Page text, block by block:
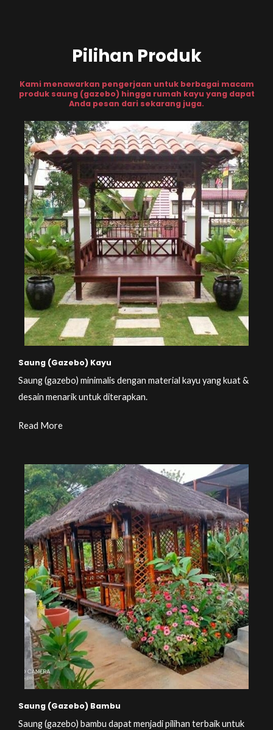
Pilihan Produk
Kami menawarkan pengerjaan untuk berbagai macam
produk saung (gazebo) hingga rumah kayu yang dapat
Anda pesan dari sekarang juga.
Saung (Gazebo) Kayu
Saung (gazebo) minimalis dengan material kayu yang kuat &
desain menarik untuk diterapkan.
Read More
Saung (Gazebo) Bambu
Saung (gazebo) bambu dapat menjadi pilihan terbaik untuk